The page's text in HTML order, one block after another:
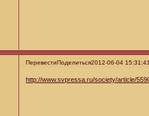
ПеревестиПоделиться2012-06-04
http://www.svpressa.ru/society/article/